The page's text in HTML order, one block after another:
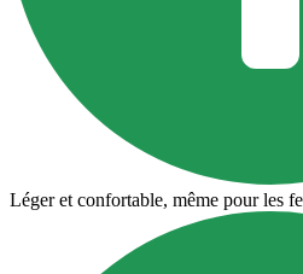
Léger et confortable, même pour les